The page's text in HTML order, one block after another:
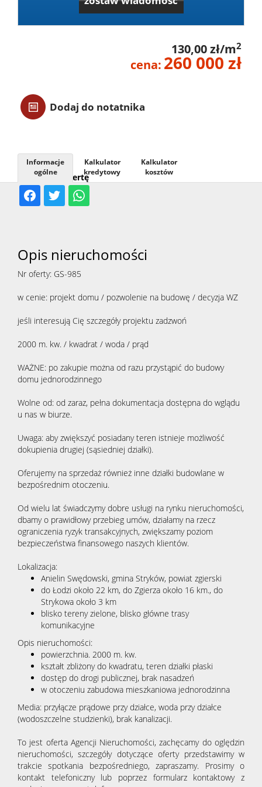
130,00 zł/m2
cena: 260 000 zł
Dodaj do notatnika
Udostępnij ofertę
Informacje
ogólne
Kalkulator
kredytowy
Kalkulator
kosztów
Opis nieruchomości
Nr oferty: GS-985
w cenie: projekt domu / pozwolenie na budowę / decyzja WZ
jeśli interesują Cię szczegóły projektu zadzwoń
2000 m. kw. / kwadrat / woda / prąd
WAŻNE: po zakupie można od razu przystąpić do budowy
domu jednorodzinnego
Wolne od: od zaraz, pełna dokumentacja dostępna do wglądu
u nas w biurze.
Uwaga: aby zwiększyć posiadany teren istnieje możliwość
dokupienia drugiej (sąsiedniej działki).
Oferujemy na sprzedaż również inne działki budowlane w
bezpośrednim otoczeniu.
Od wielu lat świadczymy dobre usługi na rynku nieruchomości,
dbamy o prawidłowy przebieg umów, działamy na rzecz
ograniczenia ryzyk transakcyjnych, zwiększamy poziom
bezpieczeństwa finansowego naszych klientów.
Lokalizacja:
Anielin Swędowski, gmina Stryków, powiat zgierski
do Łodzi około 22 km, do Zgierza około 16 km., do
Strykowa około 3 km
blisko tereny zielone, blisko główne trasy
komunikacyjne
Opis nieruchomości:
powierzchnia. 2000 m. kw.
kształt zbliżony do kwadratu, teren działki płaski
dostęp do drogi publicznej, brak nasadzeń
w otoczeniu zabudowa mieszkaniowa jednorodzinna
Media: przyłącze prądowe przy działce, woda przy działce
(wodoszczelne studzienki), brak kanalizacji.
To jest oferta Agencji Nieruchomości, zachęcamy do oględzin
nieruchomości, szczegóły dotyczące oferty przedstawimy w
trakcie spotkania bezpośredniego, zapraszamy. Prosimy o
kontakt telefoniczny lub poprzez formularz kontaktowy z